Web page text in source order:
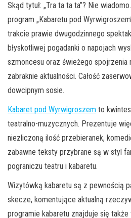
Skąd tytuł: „Tra ta ta ta”? Nie
program „Kabaretu pod
trakcie prawie dwugodzinnego
błyskotliwej pogadanki o napojach
szmoncesu oraz świeżego spojrzenia
zabraknie aktualności. Całość
dowcipnym sosie.
Kabaret pod Wyrwigroszem to
teatralno-muzycznych. Prezentuje
niezliczoną ilość przebieranek,
zabawne teksty przybrane są w styl
pograniczu teatru i kabaretu.
Wizytówką kabaretu są z pewnością
skecze, komentujące aktualną
programie kabaretu znajduje się